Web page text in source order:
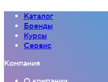
Каталог
Бренды
Курсы
Сервис
Компания